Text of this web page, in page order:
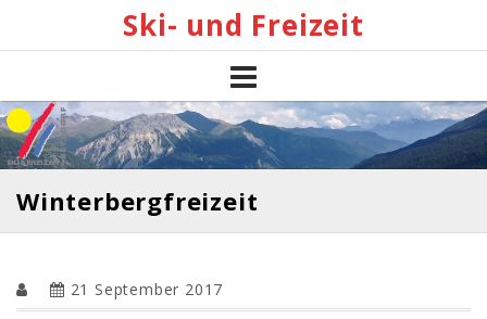
Ski- und Freizeit
Winterbergfreizeit
21 September 2017